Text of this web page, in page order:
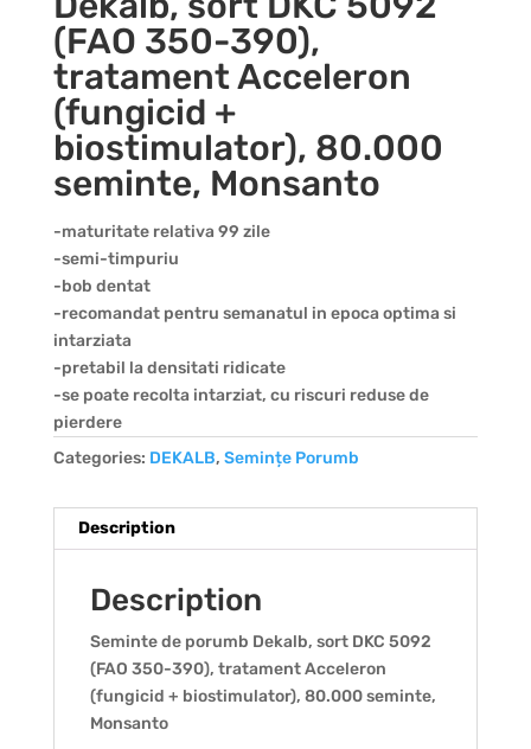
(FAO 350-390),
tratament Acceleron
(fungicid +
biostimulator), 80.000
seminte, Monsanto
-maturitate relativa 99 zile
-semi-timpuriu
-bob dentat
-recomandat pentru semanatul in epoca optima si
intarziata
-pretabil la densitati ridicate
-se poate recolta intarziat, cu riscuri reduse de
pierdere
Categories: DEKALB, Semințe Porumb
Description
Description
Seminte de porumb Dekalb, sort DKC 5092
(FAO 350-390), tratament Acceleron
(fungicid + biostimulator), 80.000 seminte,
Monsanto